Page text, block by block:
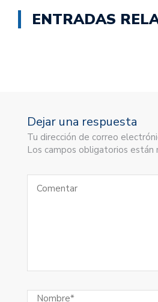
ENTRADAS
Dejar una respuesta
Tu dirección de correo
Los campos obligatorios están